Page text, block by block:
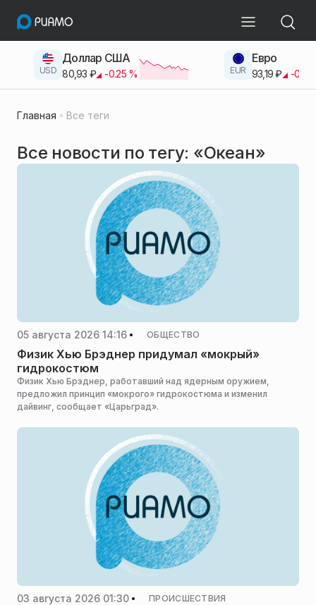
USD
Доллар США
80,93 ₽ -0.25% EUR
Евро
93,19 ₽ -0.42
Главная Все теги
Все новости по тегу: «Океан»
05 августа 2026 14:16 ОБЩЕСТВО
Физик Хью Брэднер придумал «мокрый»
гидрокостюм
Физик Хью Брэднер, работавший над ядерным оружием,
предложил принцип «мокрого» гидрокостюма и изменил
дайвинг, сообщает «Царьград».
03 августа 2026 01:30 ПРОИСШЕСТВИЯ